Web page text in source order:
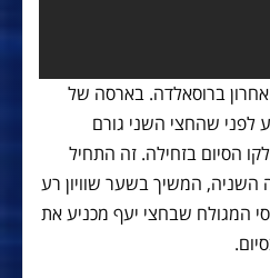
האחרון ברוסאלדה. בארסה של
לפני שהחצי השני גורם
הסיום בזחילה. זה התחיל
המשיך בשער שוויון רע
המגולח שבחצי יעף מכניע את